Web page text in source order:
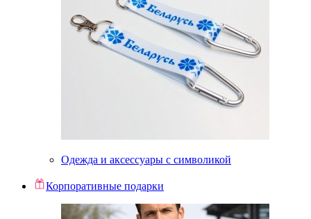
Одежда и аксессуары с символикой
Корпоративные подарки